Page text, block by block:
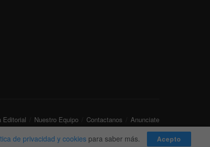
Editorial Nuestro Equipo Contactanos Anunciate
de privacidad y cookies para saber más. Acepto